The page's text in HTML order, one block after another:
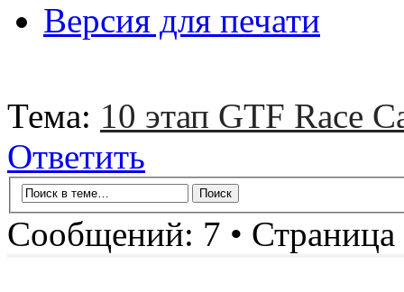
Версия для печати
Тема: 10 этап GTF Race
Ответить
Сообщений: 7 • Страница